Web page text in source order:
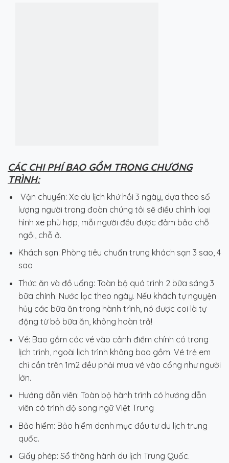
CÁC CHI PHÍ BAO GỒM TRONG CHƯƠNG
TRÌNH:
Vận chuyển: Xe du lịch khứ hồi 3 ngày, dựa theo số
lượng người trong đoàn chúng tôi sẽ điều chỉnh loại
hình xe phù hợp, mỗi người đều được đảm bảo chỗ
ngồi, chỗ ở.
Khách sạn: Phòng tiêu chuẩn trung khách sạn 3 sao, 4
sao
Thức ăn và đồ uống: Toàn bộ quá trình 2 bữa sáng 3
bữa chính. Nước lọc theo ngày. Nếu khách tự nguyện
hủy các bữa ăn trong hành trình, nó được coi là tự
động từ bỏ bữa ăn, không hoàn trả!
Vé: Bao gồm các vé vào cảnh điểm chính có trong
lịch trình, ngoài lịch trình không bao gồm. Vé trẻ em
chỉ cần trên 1m2 đều phải mua vé vào cổng như người
lớn.
Hướng dẫn viên: Toàn bộ hành trình có hướng dẫn
viên có trình độ song ngữ Việt Trung
Bảo hiểm: Bảo hiểm danh mục đầu tư du lịch trung
quốc.
Giấy phép: Sổ thông hành du lịch Trung Quốc.